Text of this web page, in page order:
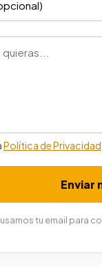
Política de Privacidad
Enviar
tu email para